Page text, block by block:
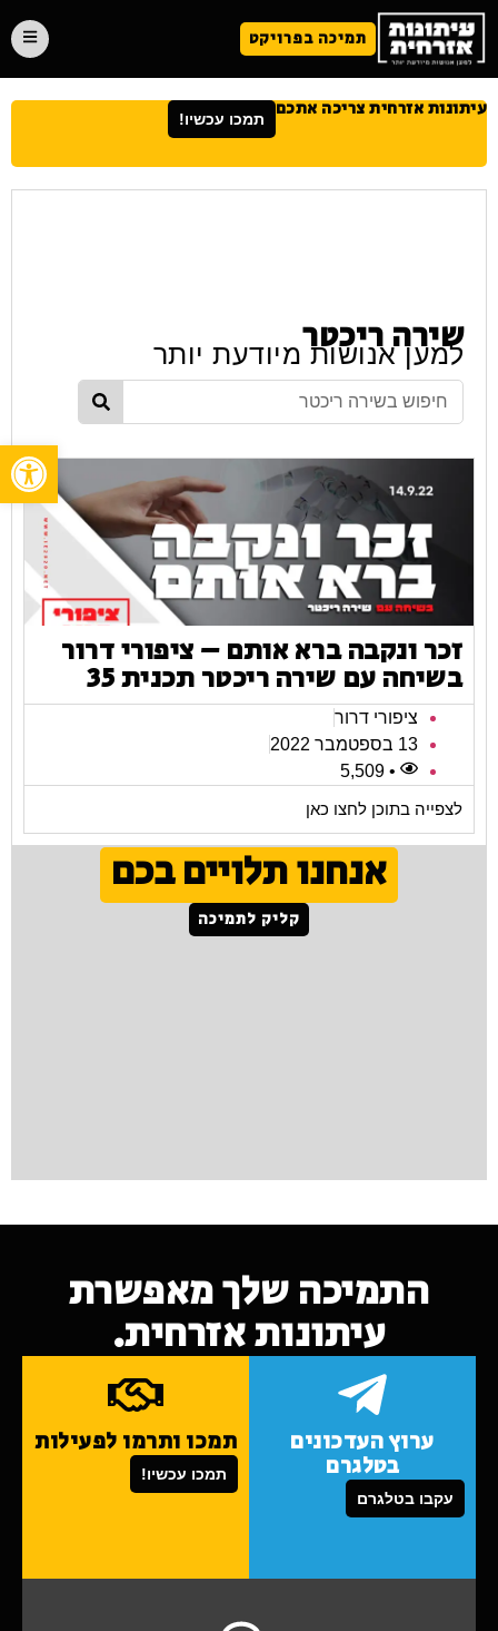
תמיכה בפרויקט
עיתונות אזרחית צריכה אתכם תמכו עכשיו!
שירה ריכטר
למען אנושות מיודעת יותר
זכר ונקבה ברא אותם – ציפורי דרור
בשיחה עם שירה ריכטר תכנית 35
ציפורי דרור
13 בספטמבר 2022
• 5,509
לצפייה בתוכן לחצו כאן
אנחנו תלויים בכם
קליק לתמיכה
התמיכה שלך מאפשרת
עיתונות אזרחית.
ערוץ העדכונים
בטלגרם
עקבו בטלגרם
תמכו ותרמו לפעילות
תמכו עכשיו!